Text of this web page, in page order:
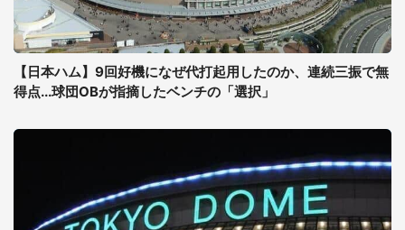
【日本ハム】9回好機になぜ代打起用したのか、連続三振で無
得点...球団OBが指摘したベンチの「選択」